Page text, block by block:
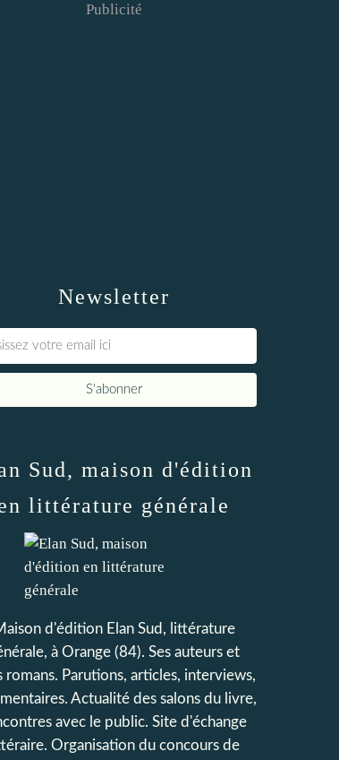
Newsletter
Publicité
Sud, maison d'édition
littérature générale
d'édition Elan Sud, littérature
à Orange (84). Ses auteurs et
romans. Parutions, articles, interviews,
Actualité des salons du livre,
avec le public. Site d'échange
Organisation du concours de